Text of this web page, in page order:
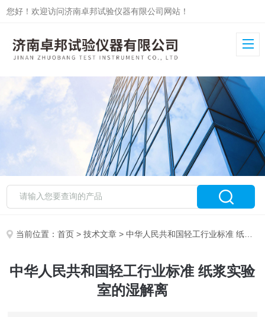
您好！欢迎访问济南卓邦试验仪器有限公司网站！
当前位置：首页 >技术文章 > 中华人民共和国轻工行业标准 纸浆实验室的湿解离
中华人民共和国轻工行业标准 纸浆实验
室的湿解离